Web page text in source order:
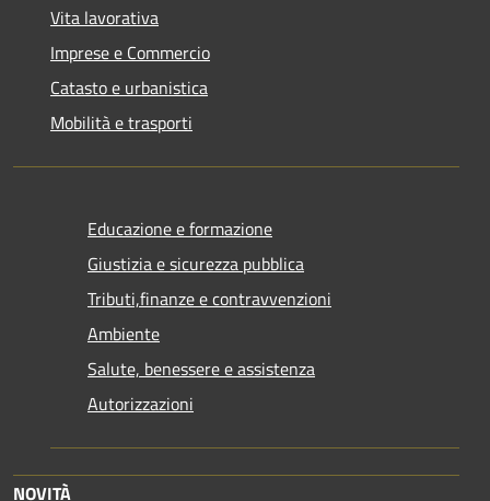
Vita lavorativa
Imprese e Commercio
Catasto e urbanistica
Mobilità e trasporti
Educazione e formazione
Giustizia e sicurezza pubblica
Tributi,finanze e contravvenzioni
Ambiente
Salute, benessere e assistenza
Autorizzazioni
NOVITÀ